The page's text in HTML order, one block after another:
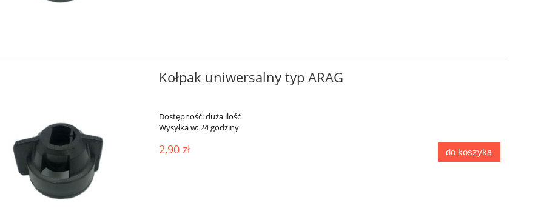
Kołpak uniwersalny typ ARAG
Dostępność:duża ilość
Wysyłka w:24 godziny
2,90 zł do koszyka